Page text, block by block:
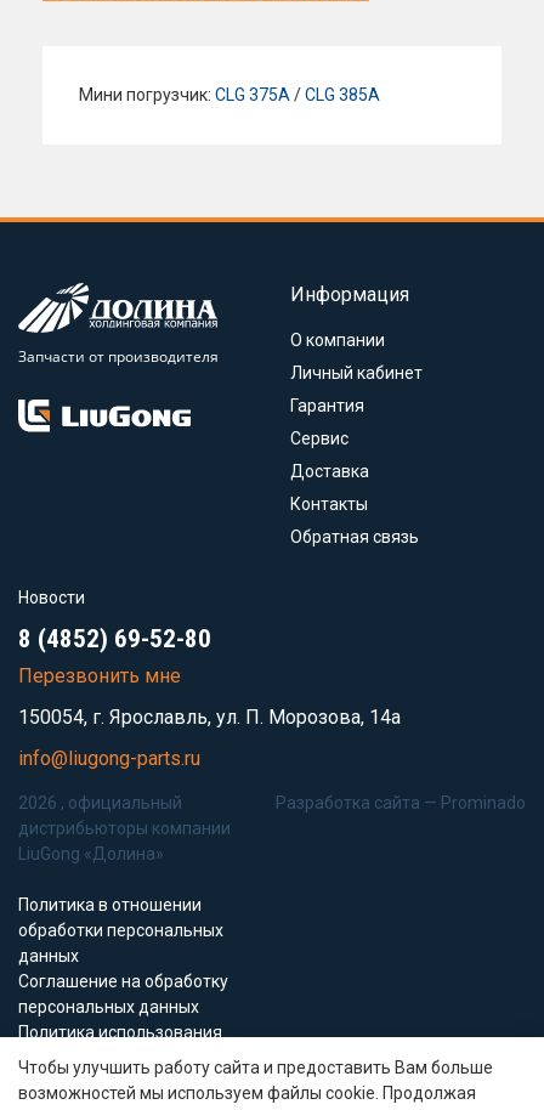
Мини погрузчик: CLG 375A /CLG 385A
Запчасти от производителя
Информация
О компании
Личный кабинет
Гарантия
Сервис
Доставка
Контакты
Обратная связь
Новости
8 (4852) 69-52-80
Перезвонить мне
150054, г. Ярославль, ул. П. Морозова, 14а
info@liugong-parts.ru
2026 , официальный
дистрибьюторы компании
LiuGong «Долина»
Политика в отношении
обработки персональных
данных
Соглашение на обработку
персональных данных
Политика использования
Cookie-файлов
Разработка сайта — Prominado
Все материалы данного сайта являются объектами авторского права (в
Чтобы улучшить работу сайта и предоставить Вам больше
возможностей мы используем файлы cookie. Продолжая